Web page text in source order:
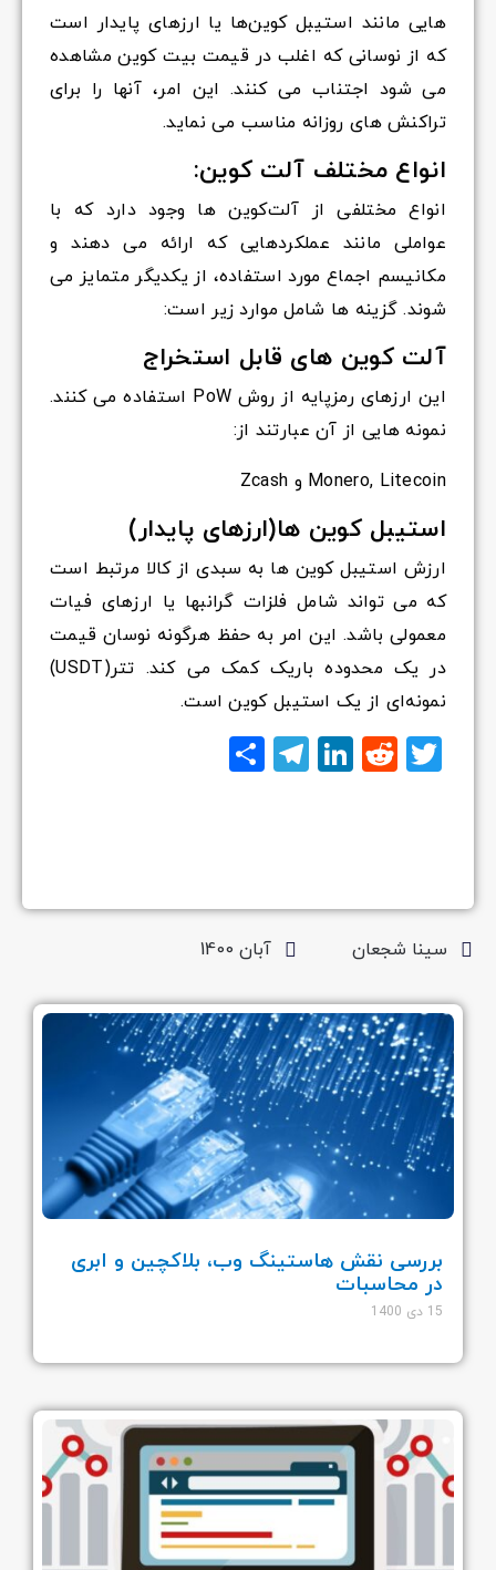
هایی مانند استیبل کوین‌ها یا ارزهای پایدار است
که از نوسانی که اغلب در قیمت بیت کوین مشاهده
می شود اجتناب می کنند. این امر، آنها را برای
تراکنش های روزانه مناسب می نماید.
انواع مختلف آلت کوین:
انواع مختلفی از آلت‌کوین ها وجود دارد که با
عواملی مانند عملکردهایی که ارائه می دهند و
مکانیسم اجماع مورد استفاده، از یکدیگر متمایز می
شوند. گزینه ها شامل موارد زیر است:
آلت کوین های قابل استخراج
این ارزهای رمزپایه از روش PoW استفاده می کنند.
نمونه هایی از آن عبارتند از:
Monero, Litecoin و Zcash
استیبل کوین ها(ارزهای پایدار)
ارزش استیبل کوین ها به سبدی از کالا مرتبط است
که می تواند شامل فلزات گرانبها یا ارزهای فیات
معمولی باشد. این امر به حفظ هرگونه نوسان قیمت
در یک محدوده باریک کمک می کند. تتر(USDT)
نمونه‌ای از یک استیبل کوین است.
Twitter
Reddit
LinkedIn
Telegram
اشتراک
سینا شجعان آبان 1400
بررسی نقش هاستینگ وب، بلاکچین و ابری
در محاسبات
15 دی 1400